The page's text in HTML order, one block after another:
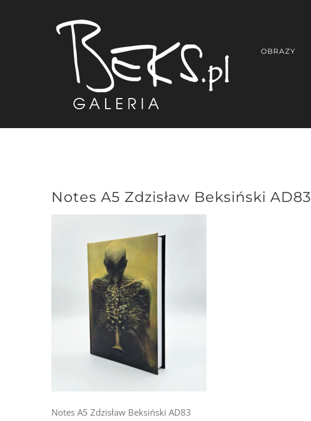
OBRAZY
Notes A5 Zdzisław Beksiński AD83
Notes A5 Zdzisław Beksiński AD83